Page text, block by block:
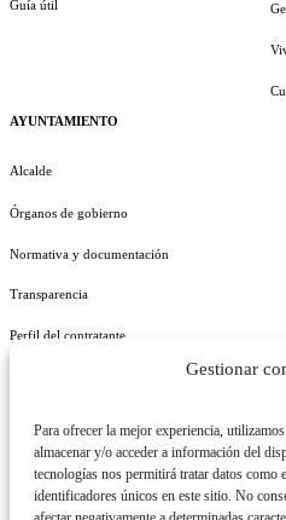
Gestionar
Para ofrecer la mejor experiencia,
almacenar y/o acceder a información del
tecnologías nos permitirá tratar datos como
identificadores únicos en este sitio. No
Guía útil
AYUNTAMIENTO
Alcalde
Órganos de gobierno
Normativa y documentación
Transparencia
Perfil del contratante